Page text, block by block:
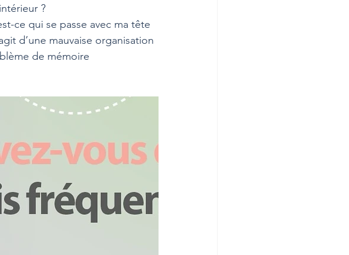
deuil
?
ce qui se passe avec ma tête
d’une mauvaise organisation
de mémoire